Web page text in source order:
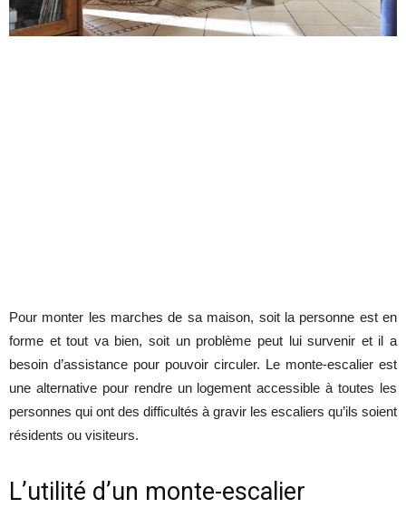
Pour monter les marches de sa maison, soit la personne est en
forme et tout va bien, soit un problème peut lui survenir et il a
besoin d’assistance pour pouvoir circuler. Le monte-escalier est
une alternative pour rendre un logement accessible à toutes les
personnes qui ont des difficultés à gravir les escaliers qu’ils soient
résidents ou visiteurs.
L’utilité d’un monte-escalier